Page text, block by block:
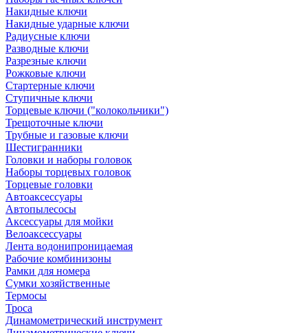
Накидные ключи
Накидные ударные ключи
Радиусные ключи
Разводные ключи
Разрезные ключи
Рожковые ключи
Стартерные ключи
Ступичные ключи
Торцевые ключи ("колокольчики")
Трещоточные ключи
Трубные и газовые ключи
Шестигранники
Головки и наборы головок
Наборы торцевых головок
Торцевые головки
Автоаксессуары
Автопылесосы
Аксессуары для мойки
Велоаксессуары
Лента водонипроницаемая
Рабочие комбинизоны
Рамки для номера
Сумки хозяйственные
Термосы
Троса
Динамометрический инструмент